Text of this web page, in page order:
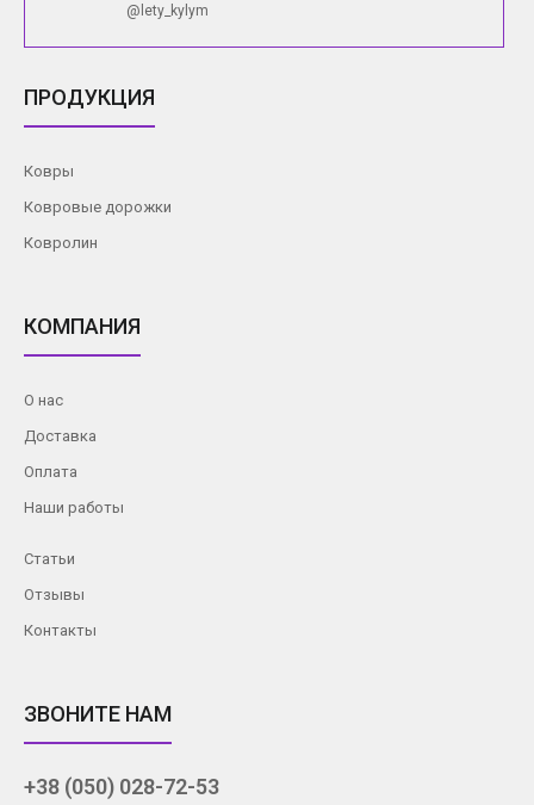
@lety_kylym
ПРОДУКЦИЯ
Ковры
Ковровые дорожки
Ковролин
КОМПАНИЯ
О нас
Доставка
Оплата
Наши работы
Статьи
Отзывы
Контакты
ЗВОНИТЕ НАМ
+38 (050) 028-72-53